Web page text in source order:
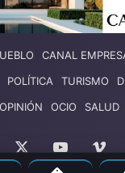
CANAL
POLÍTICA TURISMO
OCIO SALUD
YouTube